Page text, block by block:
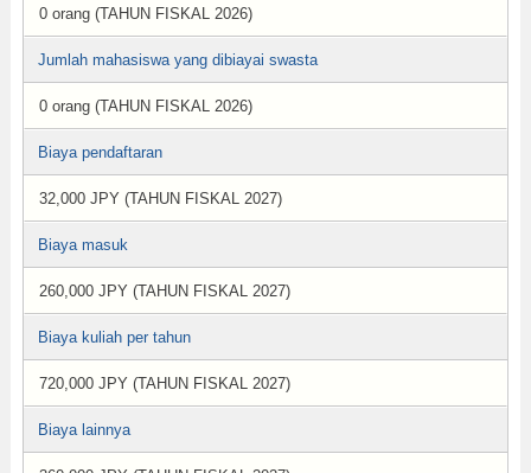
0 orang (TAHUN FISKAL 2026)
Jumlah mahasiswa yang dibiayai swasta
0 orang (TAHUN FISKAL 2026)
Biaya pendaftaran
32,000 JPY (TAHUN FISKAL 2027)
Biaya masuk
260,000 JPY (TAHUN FISKAL 2027)
Biaya kuliah per tahun
720,000 JPY (TAHUN FISKAL 2027)
Biaya lainnya